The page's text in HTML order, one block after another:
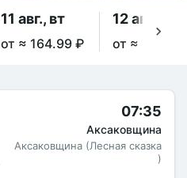
11 авг., вт
от ≈ 164.99 ₽
12 авг., ср
от ≈
07:35
Аксаковщина
Аксаковщина (Лесная сказка
)